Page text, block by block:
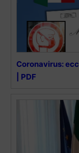
Coronavirus:
| PDF